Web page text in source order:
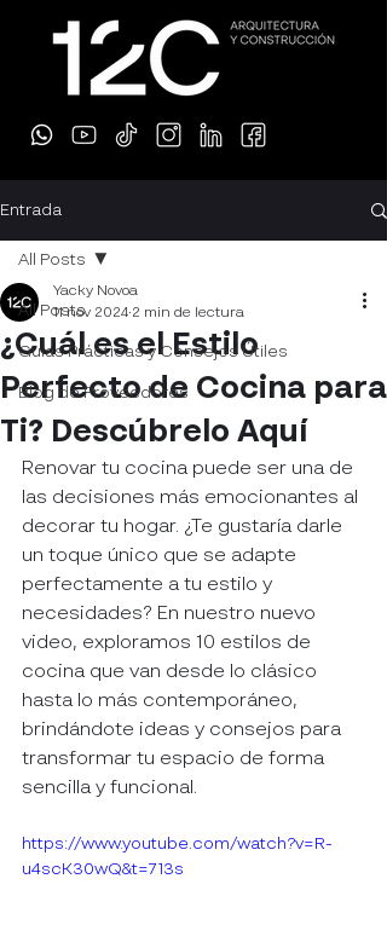
Entrada
All Posts
Guías Prácticas y Consejos Útiles
Blog de Proveedores
All Posts
¿Cuál es el Estilo
Perfecto de Cocina para
Ti? Descúbrelo Aquí
Yacky Novoa
11 nov 2024 2 min de lectura
Renovar tu cocina puede ser una de
las decisiones más emocionantes al
decorar tu hogar. ¿Te gustaría darle
un toque único que se adapte
perfectamente a tu estilo y
necesidades? En nuestro nuevo
video, exploramos 10 estilos de
cocina que van desde lo clásico
hasta lo más contemporáneo,
brindándote ideas y consejos para
transformar tu espacio de forma
sencilla y funcional.
https://www.youtube.com/watch?v=R-
u4scK30wQ&t=713s